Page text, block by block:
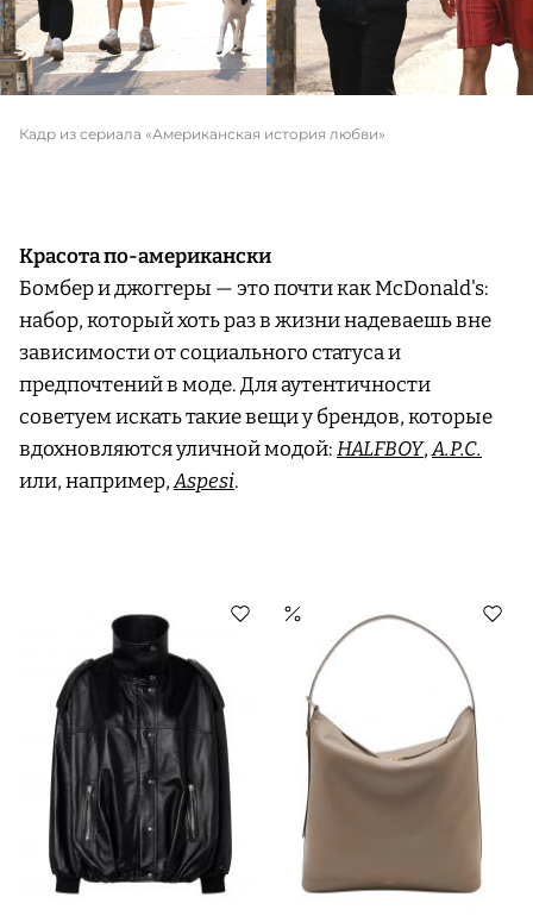
Кадр из сериала «Американская история любви»
Красота по-американски
Бомбер и джоггеры — это почти как McDonald's:
набор, который хоть раз в жизни надеваешь вне
зависимости от социального статуса и
предпочтений в моде. Для аутентичности
советуем искать такие вещи у брендов, которые
вдохновляются уличной модой:HALFBOY,A.P.C.
или, например,Aspesi.